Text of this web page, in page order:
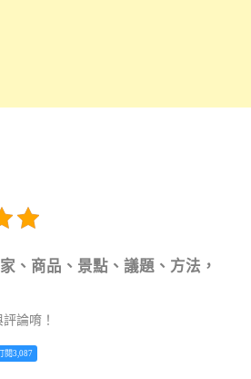
、商品、景點、議題、方法，
論唷！
閱3,087